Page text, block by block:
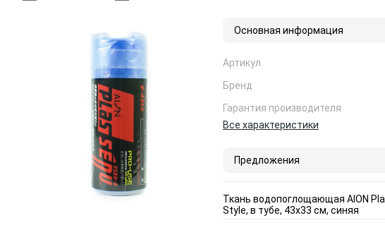
Основная информация
Артикул
Бренд
Гарантия производителя
Все характеристики
Предложения
Ткань водопоглощающая AION
Style, в тубе, 43х33 см, синяя